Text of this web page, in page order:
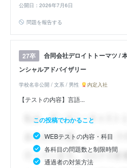
公開日：2026年7月6日
問題を報告する
27卒
合同会社デロイトトーマツ /
ンシャルアドバイザリー
学校名非公開 / 文系 / 男性 内定入社
【テストの内容】言語...
この投稿でわかること
WEBテストの内容・科目
各科目の問題数と制限時間
通過者の対策方法